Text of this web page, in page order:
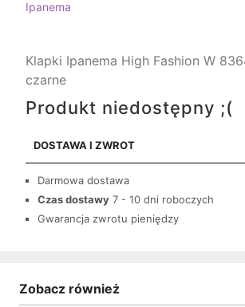
Ipanema
Klapki Ipanema High Fashion W
czarne
Produkt niedostępny ;(
DOSTAWA I ZWROT
Darmowa dostawa
Czas dostawy 7 - 10 dni roboczych
Gwarancja zwrotu pieniędzy
Zobacz również